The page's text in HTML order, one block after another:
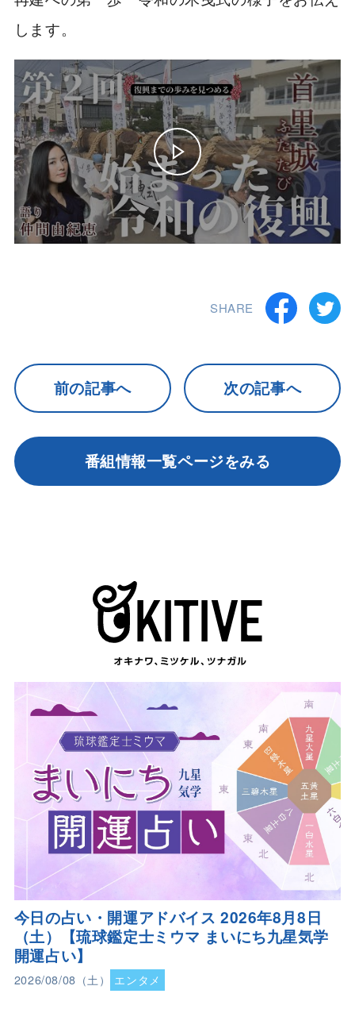
します。
SHARE
前の記事へ 次の記事へ
番組情報一覧ページをみる
今日の占い・開運アドバイス 2026年8月8日
（土）【琉球鑑定士ミウマ まいにち九星気学
開運占い】
2026/08/08（土） エンタメ